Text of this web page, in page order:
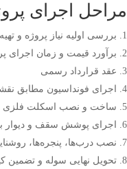
مراحل اجرای
بررسی اولیه نیاز پروژه و
برآورد قیمت و زمان اجرای
عقد قرارداد رسمی
اجرای فونداسیون مطابق
ساخت و نصب اسکلت فلزی
اجرای پوشش سقف و دیوار با
نصب درب‌ها، پنجره‌ها،
تحویل نهایی سوله و تضمین